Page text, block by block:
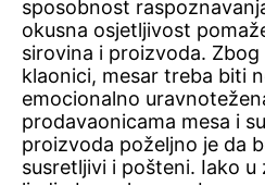
sposobnost
okusna osjetljivost
sirovina i proizvoda.
klaonici, mesar treba biti
emocionalno
prodavaonicama mesa i
proizvoda poželjno je da
susretljivi i pošteni. Iako